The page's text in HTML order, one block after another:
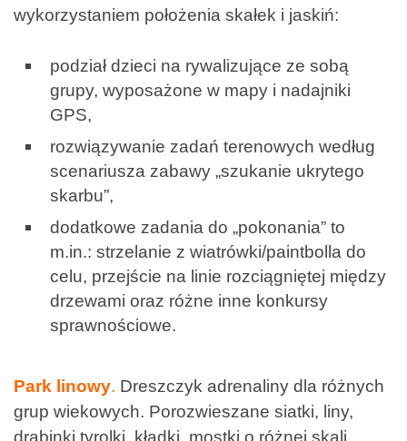
wykorzystaniem położenia skałek i jaskiń:
podział dzieci na rywalizujące ze sobą
grupy, wyposażone w mapy i nadajniki
GPS,
rozwiązywanie zadań terenowych według
scenariusza zabawy „szukanie ukrytego
skarbu”,
dodatkowe zadania do „pokonania” to
m.in.: strzelanie z wiatrówki/paintbolla do
celu, przejście na linie rozciągniętej między
drzewami oraz różne inne konkursy
sprawnościowe.
Park linowy. Dreszczyk adrenaliny dla różnych
grup wiekowych. Porozwieszane siatki, liny,
drabinki,tyrolki, kładki, mostki o różnej skali